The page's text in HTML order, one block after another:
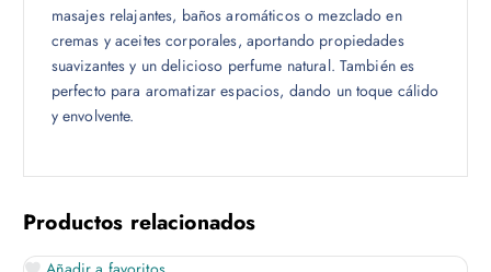
masajes relajantes, baños aromáticos o mezclado en
cremas y aceites corporales, aportando propiedades
suavizantes y un delicioso perfume natural. También es
perfecto para aromatizar espacios, dando un toque cálido
y envolvente.
Productos relacionados